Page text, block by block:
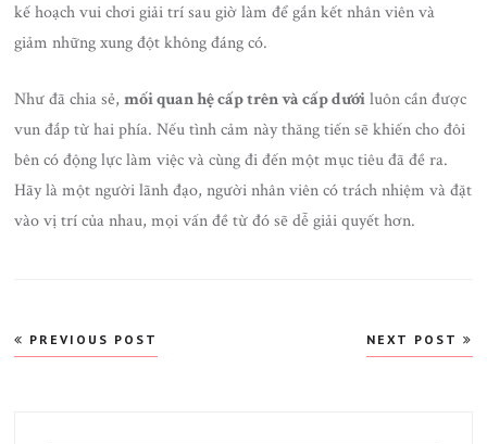
kế hoạch vui chơi giải trí sau giờ làm để gắn kết nhân viên và
giảm những xung đột không đáng có.
Như đã chia sẻ,mối quan hệ cấp trên và cấp dướiluôn cần được
vun đắp từ hai phía. Nếu tình cảm này thăng tiến sẽ khiến cho đôi
bên có động lực làm việc và cùng đi đến một mục tiêu đã đề ra.
Hãy là một người lãnh đạo, người nhân viên có trách nhiệm và đặt
vào vị trí của nhau, mọi vấn đề từ đó sẽ dễ giải quyết hơn.
Điều
hướng
PREVIOUS POST NEXT POST